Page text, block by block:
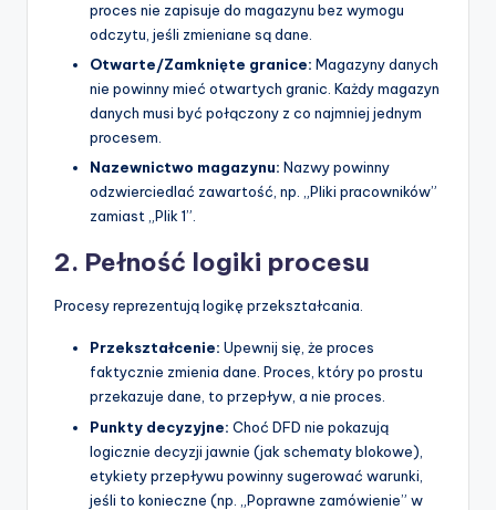
proces nie zapisuje do magazynu bez wymogu
odczytu, jeśli zmieniane są dane.
Otwarte/Zamknięte granice: Magazyny danych
nie powinny mieć otwartych granic. Każdy magazyn
danych musi być połączony z co najmniej jednym
procesem.
Nazewnictwo magazynu: Nazwy powinny
odzwierciedlać zawartość, np. „Pliki pracowników”
zamiast „Plik 1”.
2. Pełność logiki procesu
Procesy reprezentują logikę przekształcania.
Przekształcenie: Upewnij się, że proces
faktycznie zmienia dane. Proces, który po prostu
przekazuje dane, to przepływ, a nie proces.
Punkty decyzyjne: Choć DFD nie pokazują
logicznie decyzji jawnie (jak schematy blokowe),
etykiety przepływu powinny sugerować warunki,
jeśli to konieczne (np. „Poprawne zamówienie” w